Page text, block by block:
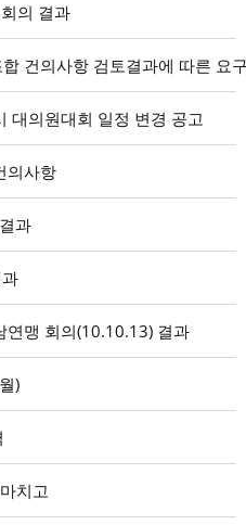
의 결과
건의사항 검토결과에 따른 요
대의원대회 일정 변경 공고
의사항
과
연맹 회의(10.10.13) 결과
)
치고